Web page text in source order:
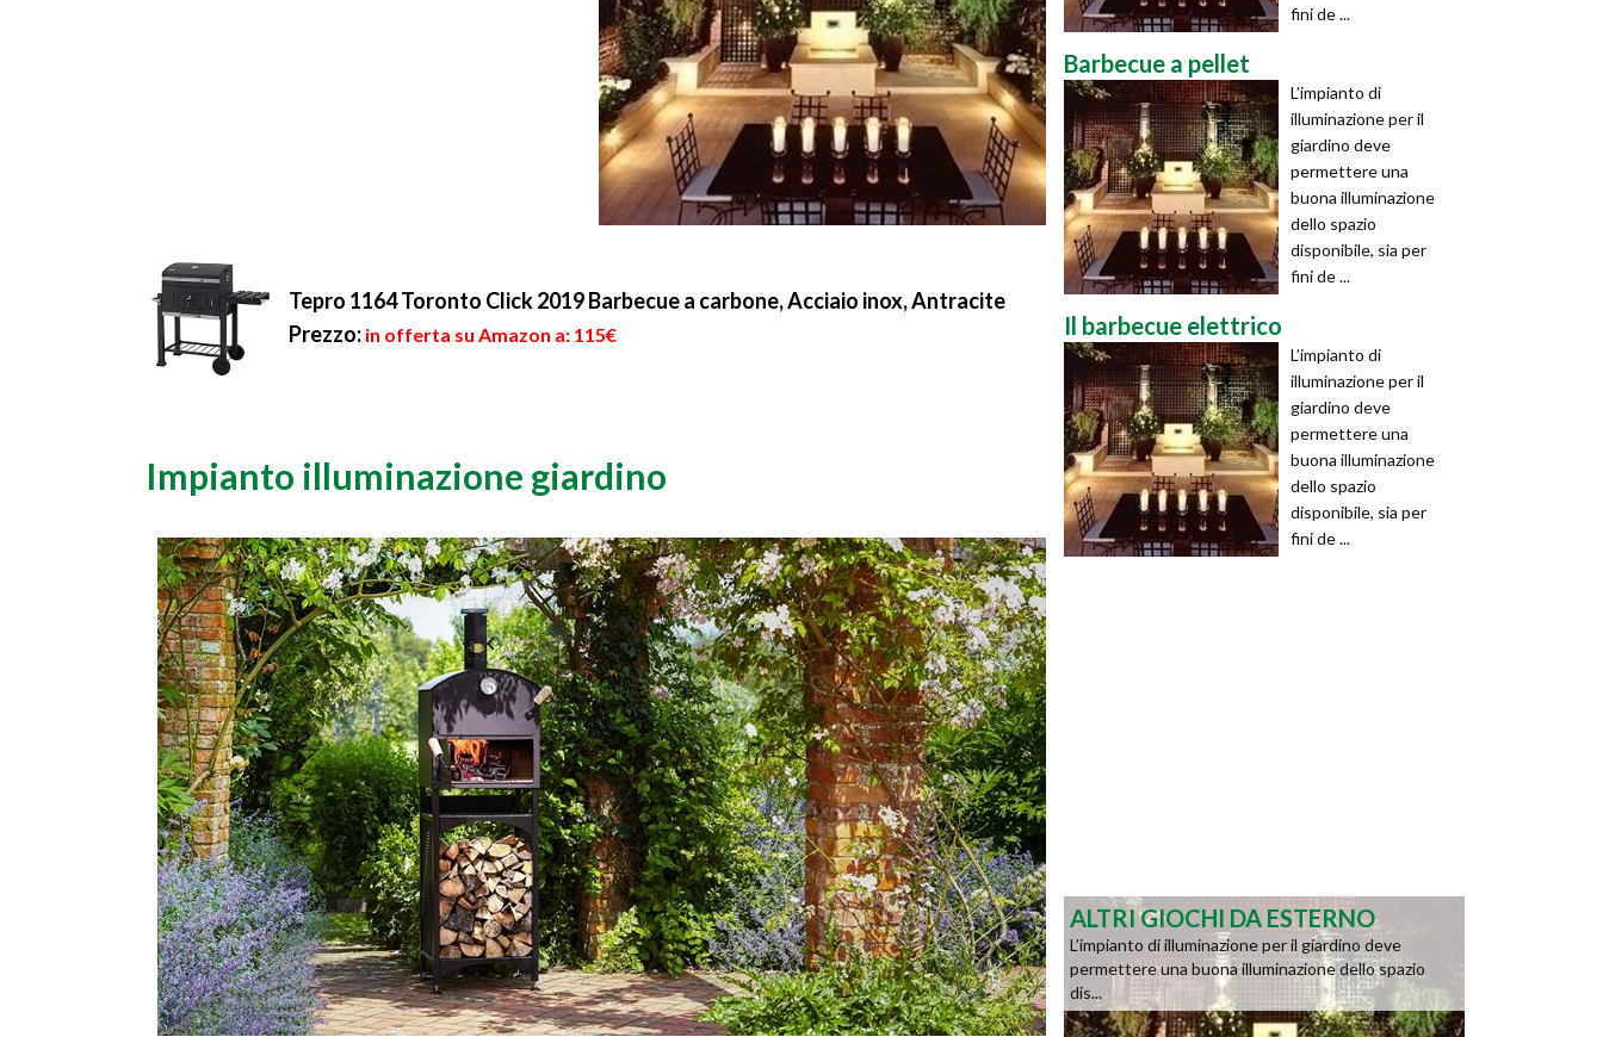
Tepro 1164 Toronto Click 2019 Barbecue a carbone, Acciaio inox, Antracite
Prezzo: in offerta su Amazon a: 115€
Impianto illuminazione giardino
fini de ...
Barbecue a pellet
L’impianto di
illuminazione per il
giardino deve
permettere una
buona illuminazione
dello spazio
disponibile, sia per
fini de ...
Il barbecue elettrico
L’impianto di
illuminazione per il
giardino deve
permettere una
buona illuminazione
dello spazio
disponibile, sia per
fini de ...
ALTRI GIOCHI DA ESTERNO
L’impianto di illuminazione per il giardino deve
permettere una buona illuminazione dello spazio
dis...